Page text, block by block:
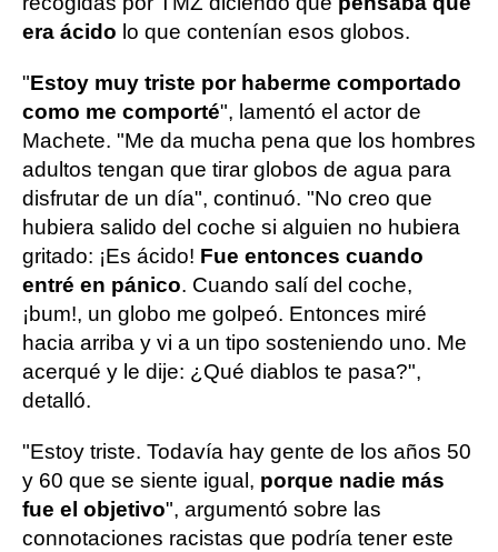
era ácido lo que contenían esos globos.
"Estoy muy triste por haberme comportado
como me comporté", lamentó el actor de
Machete. "Me da mucha pena que los hombres
adultos tengan que tirar globos de agua para
disfrutar de un día", continuó. "No creo que
hubiera salido del coche si alguien no hubiera
gritado: ¡Es ácido! Fue entonces cuando
entré en pánico. Cuando salí del coche,
¡bum!, un globo me golpeó. Entonces miré
hacia arriba y vi a un tipo sosteniendo uno. Me
acerqué y le dije: ¿Qué diablos te pasa?",
detalló.
"Estoy triste. Todavía hay gente de los años 50
y 60 que se siente igual, porque nadie más
fue el objetivo", argumentó sobre las
connotaciones racistas que podría tener este